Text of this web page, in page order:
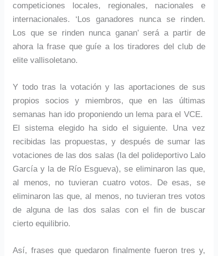
competiciones locales, regionales, nacionales e
internacionales. ‘Los ganadores nunca se rinden.
Los que se rinden nunca ganan’ será a partir de
ahora la frase que guíe a los tiradores del club de
elite vallisoletano.
Y todo tras la votación y las aportaciones de sus
propios socios y miembros, que en las últimas
semanas han ido proponiendo un lema para el VCE.
El sistema elegido ha sido el siguiente. Una vez
recibidas las propuestas, y después de sumar las
votaciones de las dos salas (la del polideportivo Lalo
García y la de Río Esgueva), se eliminaron las que,
al menos, no tuvieran cuatro votos. De esas, se
eliminaron las que, al menos, no tuvieran tres votos
de alguna de las dos salas con el fin de buscar
cierto equilibrio.
Así, frases que quedaron finalmente fueron tres y,